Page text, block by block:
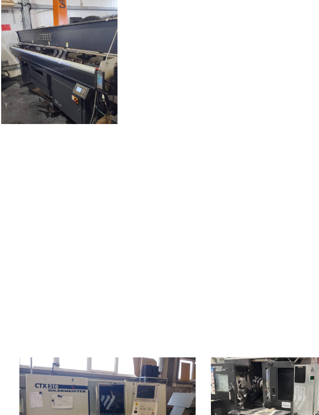
Rok výroby:
2005
Řídící systém
ano
Řídící systém Siemens
Sinumerik 840 D
Točný průměr
365 mm
Točná délka
450 mm
Rok výroby:
Řídící systém
Řídící systém Fanuc
Točný průměr
Točná délka